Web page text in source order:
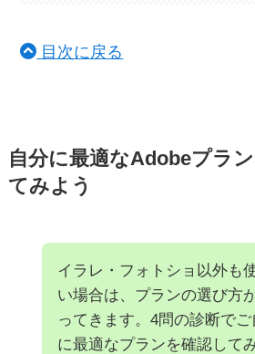
目次に戻る
自分に最適なAdobeプラ
てみよう
イラレ・フォトショ以外も
い場合は、プランの選び方
ってきます。4問の診断でご
に最適なプランを確認して